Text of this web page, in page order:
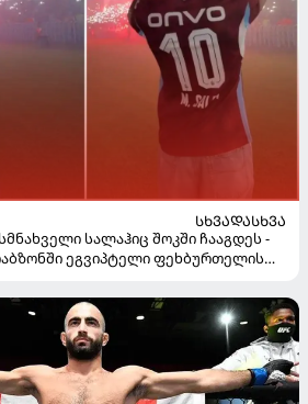
ᲡᲮᲕᲐᲓᲐᲡᲮᲕᲐ
სალაჰიც შოკში ჩააგდეს -
ეგვიპტელი ფეხბურთელის